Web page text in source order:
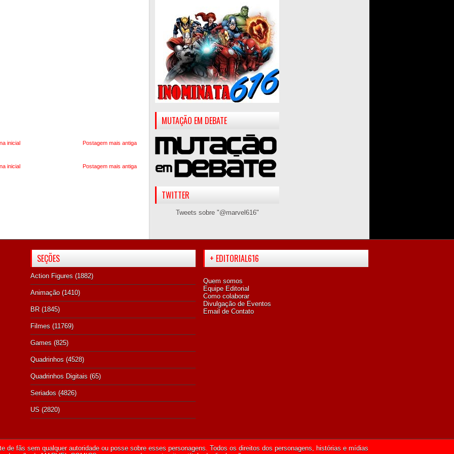
Postagem mais antiga
inicial
Postagem mais antiga
inicial
MUTAÇÃO EM DEBATE
TWITTER
Tweets sobre "@marvel616"
SEÇÕES
Action Figures (1882)
Animação (1410)
BR (1845)
Filmes (11769)
Games (825)
Quadrinhos (4528)
Quadrinhos Digitais (65)
Seriados (4826)
US (2820)
+ EDITORIAL616
Quem somos
Equipe Editorial
Como colaborar
Divulgação de Eventos
Email de Contato
de fãs sem qualquer autoridade ou posse sobre esses personagens. Todos os direitos dos personagens, histórias e mídias